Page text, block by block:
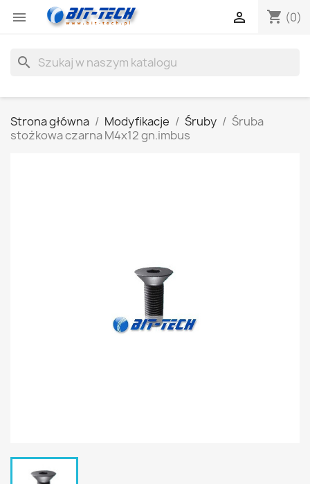
 shopping_cart (0)

search
Strona główna Modyfikacje Śruby
Śruba
stożkowa czarna M4x12 gn.imbus